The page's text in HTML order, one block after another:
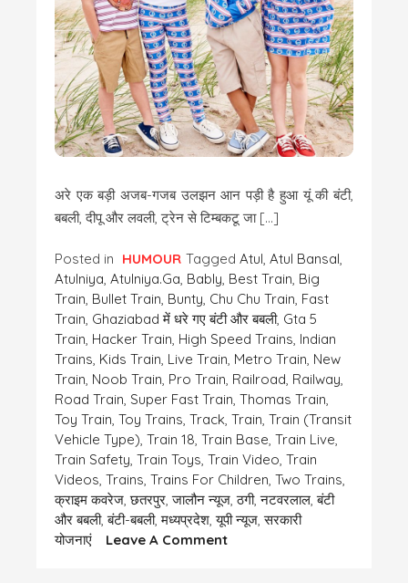
अरे एक बड़ी अजब-गजब उलझन आन पड़ी है हुआ यूं की बंटी,
बबली, दीपू और लवली, ट्रेन से टिम्बकटू जा […]
Posted in HUMOUR Tagged Atul, Atul Bansal,
Atulniya, Atulniya.ga, Bably, Best Train, Big
Train, Bullet Train, Bunty, Chu Chu Train, Fast
Train, Ghaziabad में धरे गए बंटी और बबली, Gta 5
Train, Hacker Train, High Speed Trains, Indian
Trains, Kids Train, Live Train, Metro Train, New
Train, Noob Train, Pro Train, Railroad, Railway,
Road Train, Super Fast Train, Thomas Train,
Toy Train, Toy Trains, Track, Train, Train (transit
Vehicle Type), Train 18, Train Base, Train Live,
Train Safety, Train Toys, Train Video, Train
Videos, Trains, Trains For Children, Two Trains,
क्राइम कवरेज,छतरपुर,जालौन न्यूज,ठगी,नटवरलाल,बंटी
और बबली,बंटी-बबली,मध्यप्रदेश,यूपी न्यूज,सरकारी
योजनाएं
Leave A CommentOn